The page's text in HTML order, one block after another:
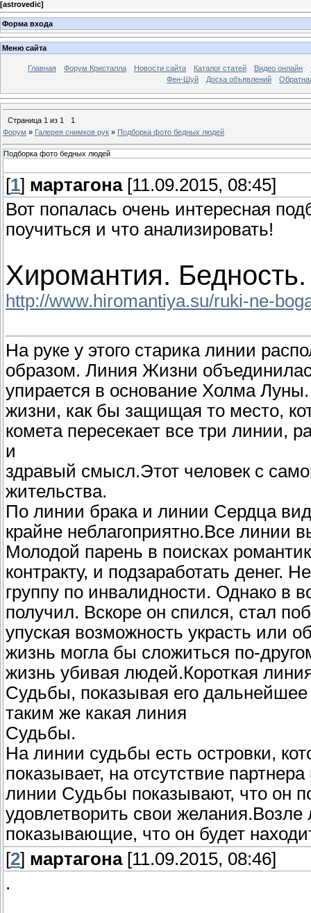
[astrovedic]
Форма входа
Меню сайта
Главная Форум Кристалла Новости сайта Каталог статей Видео онлайн
Фен-Шуй
Доска объявлений
Страница 1 из 1
1
Форум » Галерея снимков рук » Подборка фото бедных людей
Подборка фото бедных людей
[1] мартагона[11.09.2015, 08:45]
Вот попалась очень интересная
поучиться и что анализировать!
Хиромантия. Бедность.
http://www.hiromantiya.su/ruki-ne-
На руке у этого старика линии
образом. Линия Жизни
упирается в основание Холма
жизни, как бы защищая то место,
комета пересекает все три линии,
и
здравый смысл.Этот человек с
жительства.
По линии брака и линии Сердца
крайне неблагоприятно.Все линии
Молодой парень в поисках
контракту, и подзаработать денег.
группу по инвалидности. Однако в
получил. Вскоре он спился, стал
упуская возможность украсть или
жизнь могла бы сложиться по-
жизнь убивая людей.Короткая
Судьбы, показывая его
таким же какая линия
Судьбы.
На линии судьбы есть островки,
показывает, на отсутствие
линии Судьбы показывают, что он
удовлетворить свои
показывающие, что он будет
[2] мартагона[11.09.2015, 08:46]
.